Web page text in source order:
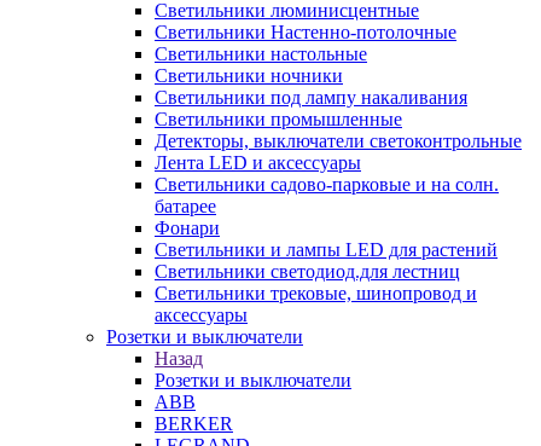
Светильники люминисцентные
Светильники Настенно-потолочные
Светильники настольные
Светильники ночники
Светильники под лампу накаливания
Светильники промышленные
Детекторы, выключатели светоконтрольные
Лента LED и аксессуары
Светильники садово-парковые и на солн.
батарее
Фонари
Светильники и лампы LED для растений
Светильники светодиод.для лестниц
Светильники трековые, шинопровод и
аксессуары
Розетки и выключатели
Назад
Розетки и выключатели
ABB
BERKER